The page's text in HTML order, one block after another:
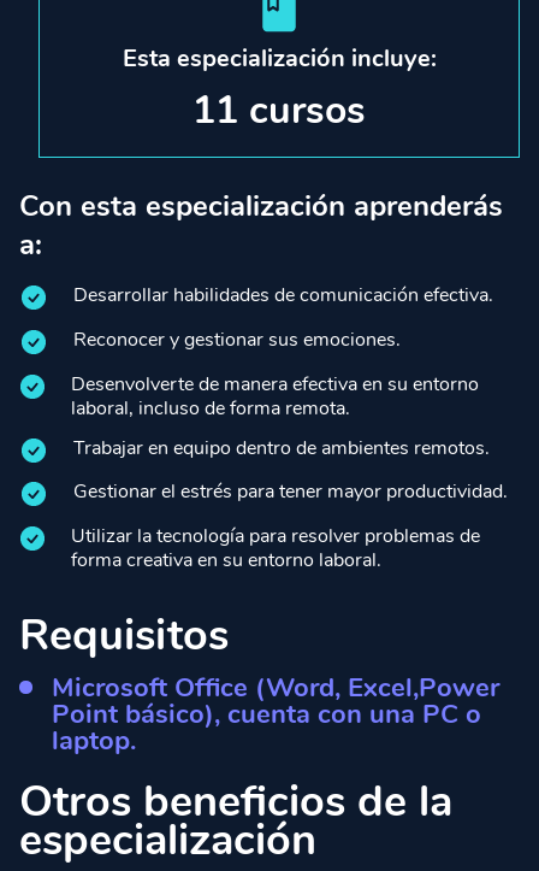
Esta especialización incluye:
11 cursos
Con esta especialización aprenderás
a:
Desarrollar habilidades de comunicación efectiva.
Reconocer y gestionar sus emociones.
Desenvolverte de manera efectiva en su entorno
laboral, incluso de forma remota.
Trabajar en equipo dentro de ambientes remotos.
Gestionar el estrés para tener mayor productividad.
Utilizar la tecnología para resolver problemas de
forma creativa en su entorno laboral.
Requisitos
Microsoft Office (Word, Excel,Power
Point básico), cuenta con una PC o
laptop.
Otros beneficios de la
especialización